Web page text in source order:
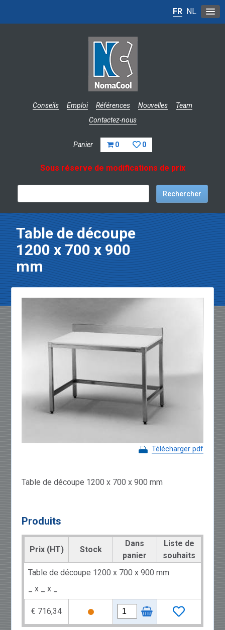
Conseils Emploi Références Nouvelles
Team
Contactez-nous
Panier 0 0
FR NL
Sous réserve de modifications de prix
Table de découpe
1200 x 700 x 900
mm
Télécharger pdf
Table de découpe 1200 x 700 x 900 mm
Produits
Prix (HT) Stock
Dans
panier
Liste de
souhaits
Table de découpe 1200 x 700 x 900 mm
_ x _ x _
€ 716,34